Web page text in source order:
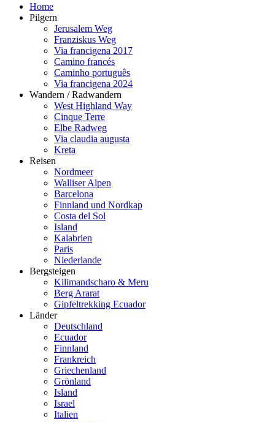
Home
Pilgern
Jerusalem Weg
Franziskus Weg
Via francigena 2017
Camino francés
Caminho português
Via francigena 2024
Wandern / Radwandern
West Highland Way
Cinque Terre
Elbe Radweg
Via claudia augusta
Kreta
Reisen
Nordmeer
Walliser Alpen
Barcelona
Finnland und Nordkap
Costa del Sol
Island
Kalabrien
Paris
Niederlande
Bergsteigen
Kilimandscharo & Meru
Berg Ararat
Gipfeltrekking Ecuador
Länder
Deutschland
Ecuador
Finnland
Frankreich
Griechenland
Grönland
Island
Israel
Italien